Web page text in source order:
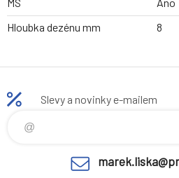
Hloubka dezénu mm
8
Slevy a novinky e-mailem